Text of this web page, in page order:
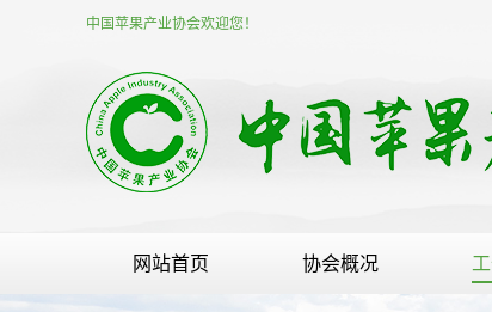
中国苹果产业协会欢迎您！
网站首页 协会概况